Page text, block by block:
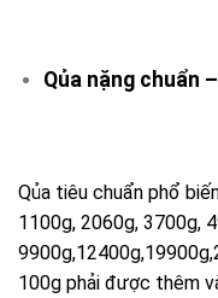
Qủa nặng chuẩn
Qủa tiêu chuẩn phổ
1100g, 2060g, 3700g,
100g phải được thêm